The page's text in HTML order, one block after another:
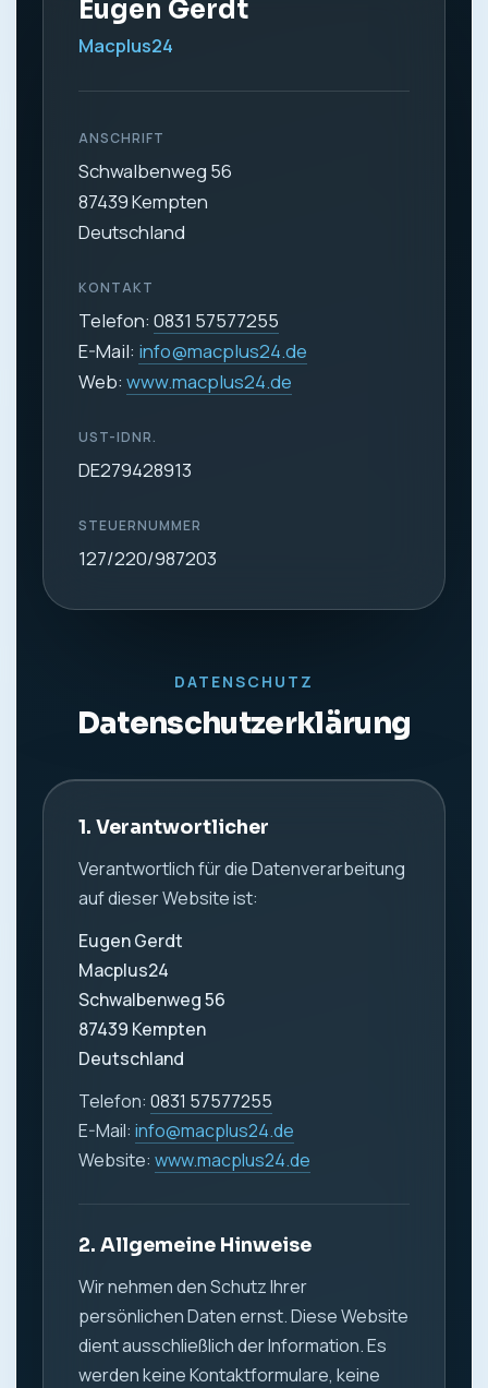
Eugen Gerdt
Macplus24
ANSCHRIFT
Schwalbenweg 56
87439 Kempten
Deutschland
KONTAKT
Telefon: 0831 57577255
E-Mail: info@macplus24.de
Web: www.macplus24.de
UST-IDNR.
DE279428913
STEUERNUMMER
127/220/987203
DATENSCHUTZ
Datenschutzerklärung
1. Verantwortlicher
Verantwortlich für die Datenverarbeitung
auf dieser Website ist:
Eugen Gerdt
Macplus24
Schwalbenweg 56
87439 Kempten
Deutschland
Telefon: 0831 57577255
E-Mail: info@macplus24.de
Website: www.macplus24.de
2. Allgemeine Hinweise
Wir nehmen den Schutz Ihrer
persönlichen Daten ernst. Diese Website
dient ausschließlich der Information. Es
werden keine Kontaktformulare, keine